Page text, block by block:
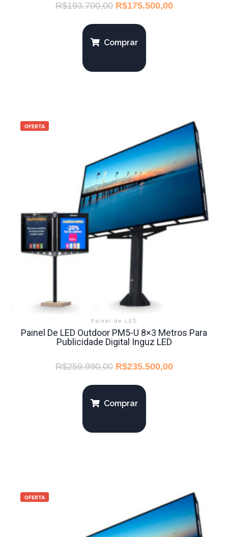
R$193.700,00 R$175.500,00
Comprar
OFERTA
Painel de LED
Painel De LED Outdoor PM5-U 8×3 Metros Para
Publicidade Digital Inguz LED
R$259.990,00 R$235.500,00
Comprar
OFERTA